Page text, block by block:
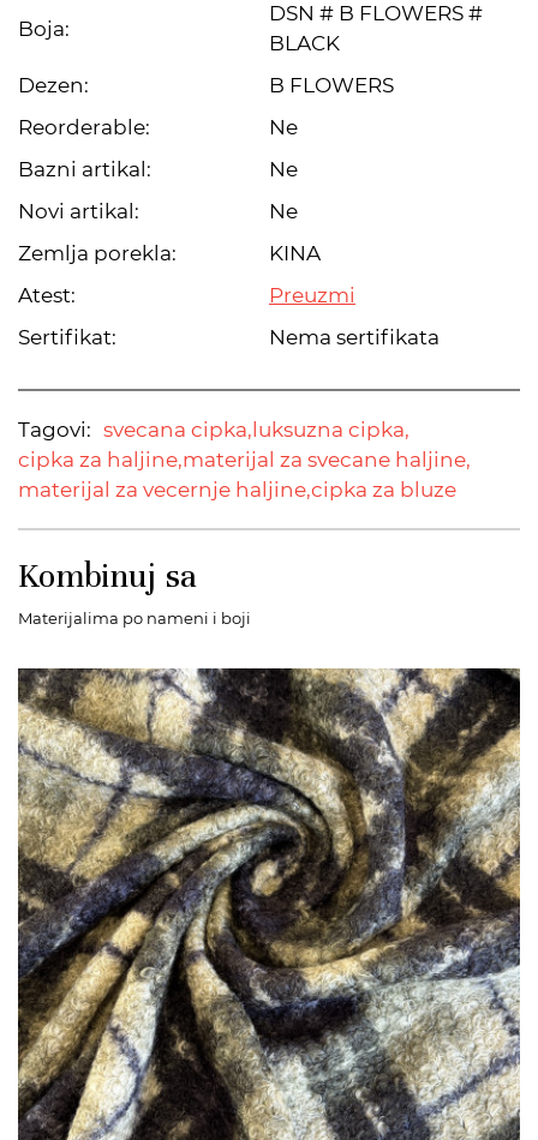
Boja:
DSN # B FLOWERS #
BLACK
Dezen:
B FLOWERS
Reorderable:
Ne
Bazni artikal:
Ne
Novi artikal:
Ne
Zemlja porekla:
KINA
Atest:
Preuzmi
Sertifikat:
Nema sertifikata
Tagovi: svecana cipka, luksuzna cipka,
cipka za haljine,materijal za svecane haljine,
materijal za vecernje haljine,cipka za bluze
Kombinuj sa
Materijalima po nameni i boji